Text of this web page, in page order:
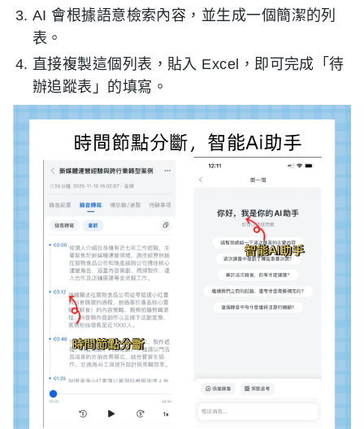
AI 會根據語意檢索內容，並生成一個簡潔的列
表。
直接複製這個列表，貼入 Excel，即可完成「待
辦追蹤表」的填寫。